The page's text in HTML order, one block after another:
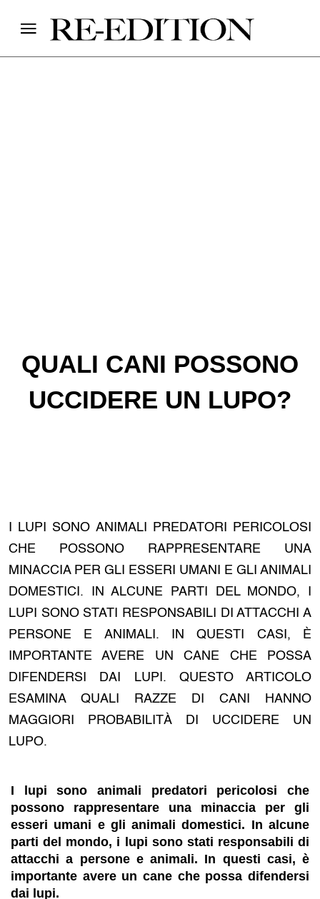
QUALI CANI POSSONO
UCCIDERE UN LUPO?
I LUPI SONO ANIMALI PREDATORI PERICOLOSI
CHE POSSONO RAPPRESENTARE UNA
MINACCIA PER GLI ESSERI UMANI E GLI ANIMALI
DOMESTICI. IN ALCUNE PARTI DEL MONDO, I
LUPI SONO STATI RESPONSABILI DI ATTACCHI A
PERSONE E ANIMALI. IN QUESTI CASI, È
IMPORTANTE AVERE UN CANE CHE POSSA
DIFENDERSI DAI LUPI. QUESTO ARTICOLO
ESAMINA QUALI RAZZE DI CANI HANNO
MAGGIORI PROBABILITÀ DI UCCIDERE UN
LUPO.
I lupi sono animali predatori pericolosi che
possono rappresentare una minaccia per gli
esseri umani e gli animali domestici. In alcune
parti del mondo, i lupi sono stati responsabili di
attacchi a persone e animali. In questi casi, è
importante avere un cane che possa difendersi
dai lupi.